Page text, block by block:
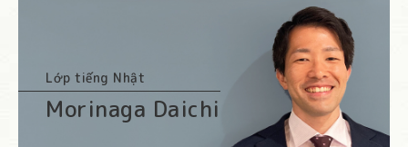
Lớp tiếng Nhật
Morinaga Daichi